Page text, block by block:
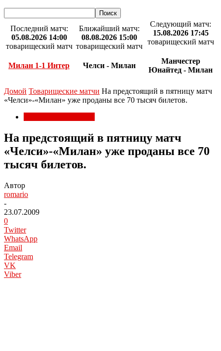
Последний матч:
05.08.2026 14:00
товарищеский матч
Милан 1-1 Интер
Ближайший матч:
08.08.2026 15:00
товарищеский матч
Челси - Милан
Следующий матч:
15.08.2026 17:45
товарищеский матч
Манчестер
Юнайтед - Милан
Домой Товарищеские матчи На предстоящий в пятницу матч
«Челси»-«Милан» уже проданы все 70 тысяч билетов.
На предстоящий в пятницу матч
«Челси»-«Милан» уже проданы все 70
тысяч билетов.
Автор
romario
-
23.07.2009
0
Twitter
WhatsApp
Email
Telegram
VK
Viber